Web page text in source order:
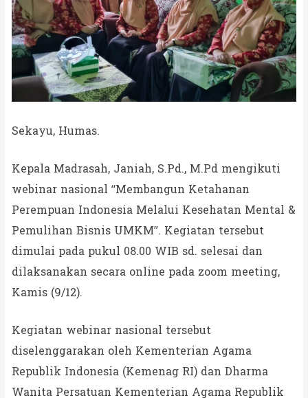
Sekayu, Humas.
Kepala Madrasah, Janiah, S.Pd., M.Pd mengikuti
webinar nasional “Membangun Ketahanan
Perempuan Indonesia Melalui Kesehatan Mental &
Pemulihan Bisnis UMKM”. Kegiatan tersebut
dimulai pada pukul 08.00 WIB sd. selesai dan
dilaksanakan secara online pada zoom meeting,
Kamis (9/12).
Kegiatan webinar nasional tersebut
diselenggarakan oleh Kementerian Agama
Republik Indonesia (Kemenag RI) dan Dharma
Wanita Persatuan Kementerian Agama Republik